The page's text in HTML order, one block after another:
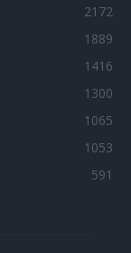
2172
1889
1416
1300
1065
1053
591